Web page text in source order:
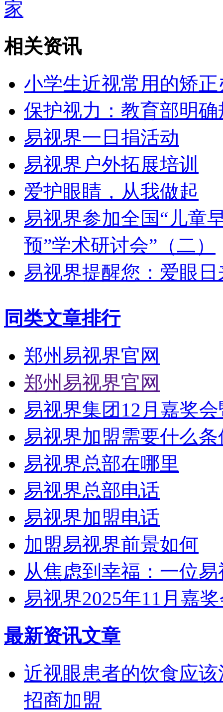
家
相关资讯
小学生近视常用的矫
保护视力：教育部明
易视界一日捐活动
易视界户外拓展培训
爱护眼睛，从我做起
易视界参加全国“儿童
预”学术研讨会”（二）
易视界提醒您：爱眼
同类文章排行
郑州易视界官网
郑州易视界官网
易视界集团12月嘉奖
易视界加盟需要什么条
易视界总部在哪里
易视界总部电话
易视界加盟电话
加盟易视界前景如何
从焦虑到幸福：一位
易视界2025年11月嘉
最新资讯文章
近视眼患者的饮食应
招商加盟